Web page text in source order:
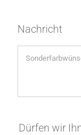
Nachricht
Dürfen wir